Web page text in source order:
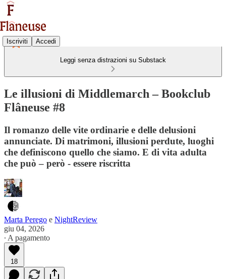
Iscriviti Accedi
Leggi senza distrazioni su Substack
Le illusioni di Middlemarch – Bookclub
Flâneuse #8
Il romanzo delle vite ordinarie e delle delusioni
annunciate. Di matrimoni, illusioni perdute, luoghi
che definiscono quello che siamo. E di vita adulta
che può – però - essere riscritta
Marta Perego e NightReview
giu 04, 2026
∙ A pagamento
18